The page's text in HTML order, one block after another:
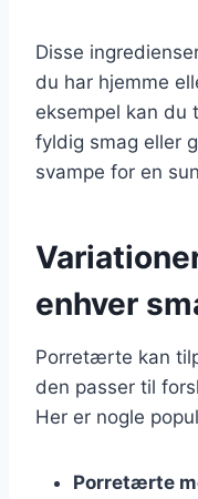
Disse
du har hjemme
eksempel kan du
fyldig smag eller
svampe for en
enhver
Porretærte kan
den passer til
Her er nogle
Porretærte